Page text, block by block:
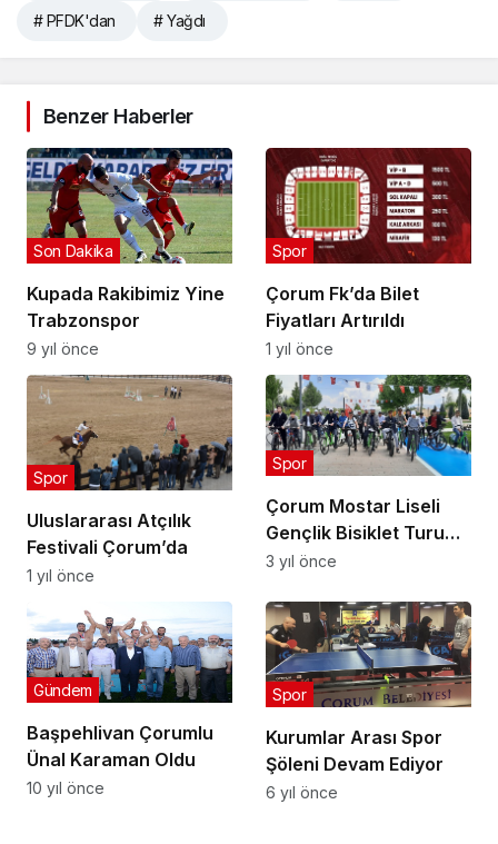
# PFDK'dan # Yağdı
Benzer Haberler
Kupada Rakibimiz Yine
Trabzonspor
Son Dakika
9 yıl önce
Çorum Fk’da Bilet
Fiyatları Artırıldı
Spor
1 yıl önce
Uluslararası Atçılık
Festivali Çorum’da
Spor
1 yıl önce
Çorum Mostar Liseli
Gençlik Bisiklet Turu
Düzenledi
Spor
3 yıl önce
Başpehlivan Çorumlu
Ünal Karaman Oldu
Gündem
10 yıl önce
Kurumlar Arası Spor
Şöleni Devam Ediyor
Spor
6 yıl önce